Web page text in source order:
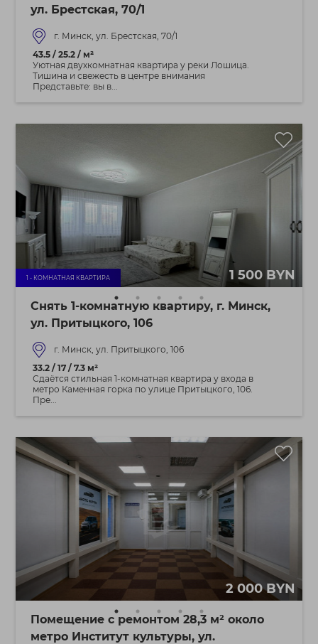
ул. Брестская, 70/1
г. Минск, ул. Брестская, 70/1
43.5 / 25.2 / м²
Уютная двухкомнатная квартира у реки Лошица.
Тишина и свежесть в центре внимания
Представьте: вы в...
1 - КОМНАТНАЯ КВАРТИРА 1 500 BYN
Снять 1-комнатную квартиру, г. Минск,
ул. Притыцкого, 106
г. Минск, ул. Притыцкого, 106
33.2 / 17 / 7.3 м²
Сдаётся стильная 1-комнатная квартира у входа в
метро Каменная горка по улице Притыцкого, 106.
Пре...
2 000 BYN
Помещение с ремонтом 28,3 м² около
метро Институт культуры, ул.